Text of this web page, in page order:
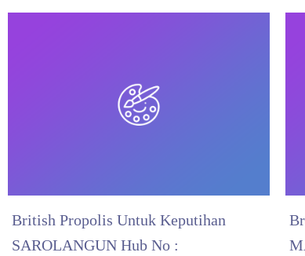
British Propolis Untuk Keputihan
SAROLANGUN Hub No :